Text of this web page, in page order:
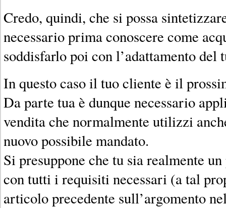
Credo, quindi, che si possa
necessario prima conoscere come
soddisfarlo poi con l’adattamento del
In questo caso il tuo cliente è il
Da parte tua è dunque necessario
vendita che normalmente utilizzi
nuovo possibile mandato.
Si presuppone che tu sia realmente
con tutti i requisiti necessari (a tal
articolo precedente sull’argomento